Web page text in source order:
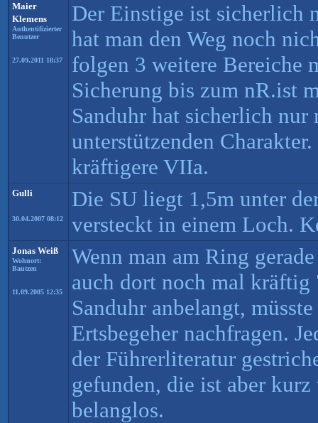
Maier
Klemens
Authentifizierter
Benutzer
27.09.2011 18:37
Der Einstige ist sicherlich
hat man den Weg noch
folgen 3 weitere Bereiche
Sicherung bis zum nR.ist
Sanduhr hat sicherlich nur
unterstützenden
kräftigere VIIa.
Gulli
30.04.2007 08:12
Die SU liegt 1,5m unter
versteckt in einem Loch.
Jonas Weiß
Wohnort:
Bautzen
11.09.2005 12:35
Wenn man am Ring
auch dort noch mal kräftig
Sanduhr anbelangt,
Ertsbegeher nachfragen.
der Führerliteratur
gefunden, die ist aber
belanglos.